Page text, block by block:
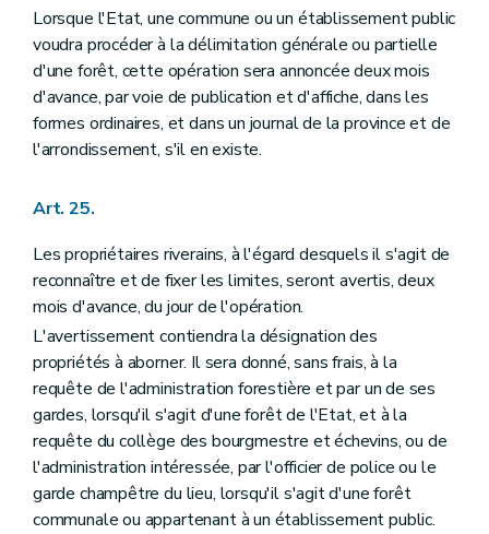
Lorsque l'Etat, une commune ou un établissement public
voudra procéder à la délimitation générale ou partielle
d'une forêt, cette opération sera annoncée deux mois
d'avance, par voie de publication et d'affiche, dans les
formes ordinaires, et dans un journal de la province et de
l'arrondissement, s'il en existe.
Art. 25.
Les propriétaires riverains, à l'égard desquels il s'agit de
reconnaître et de fixer les limites, seront avertis, deux
mois d'avance, du jour de l'opération.
L'avertissement contiendra la désignation des
propriétés à aborner. Il sera donné, sans frais, à la
requête de l'administration forestière et par un de ses
gardes, lorsqu'il s'agit d'une forêt de l'Etat, et à la
requête du collège des bourgmestre et échevins, ou de
l'administration intéressée, par l'officier de police ou le
garde champêtre du lieu, lorsqu'il s'agit d'une forêt
communale ou appartenant à un établissement public.